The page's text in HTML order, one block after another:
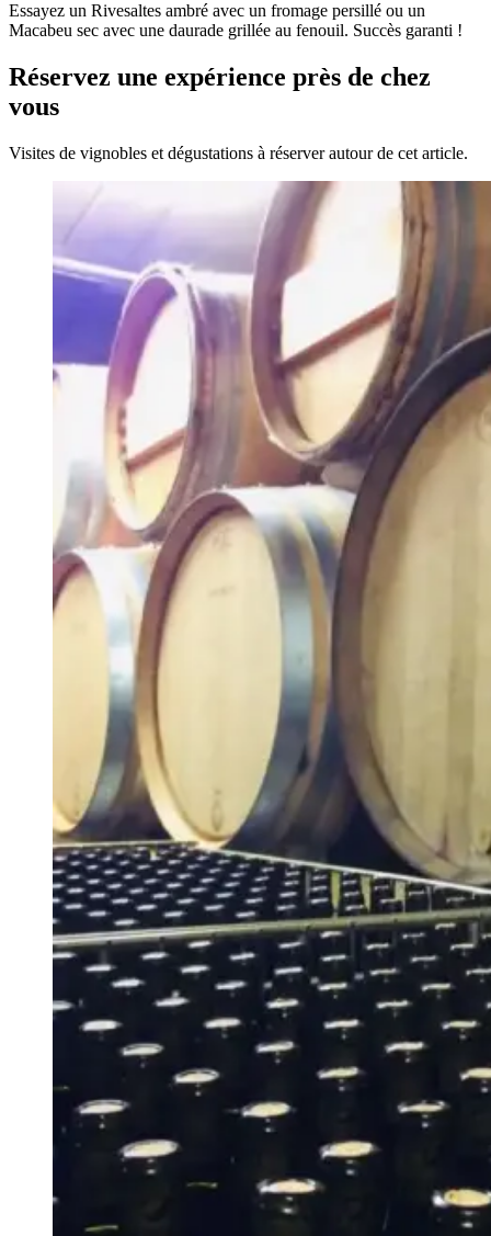
Essayez un Rivesaltes ambré avec un fromage persillé ou un
Macabeu sec avec une daurade grillée au fenouil. Succès garanti !
Réservez une expérience près de chez
vous
Visites de vignobles et dégustations à réserver autour de cet article.